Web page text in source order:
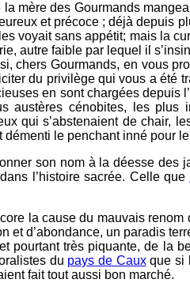
la mère des Gourmands
et précoce ; déjà depuis
voyait sans appétit; mais la
autre faible par lequel il
chers Gourmands, en vous
du privilège qui vous a été
en sont chargées depuis
austères cénobites, les
qui s’abstenaient de chair,
le penchant inné pour
son nom à la déesse des
l’histoire sacrée. Celle que
la cause du mauvais
et d’abondance, un paradis
pourtant très piquante, de la
du pays de Cauxque si
fait tout aussi bon marché.